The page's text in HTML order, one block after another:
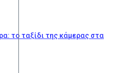
το ταξίδι της κάμερας στα